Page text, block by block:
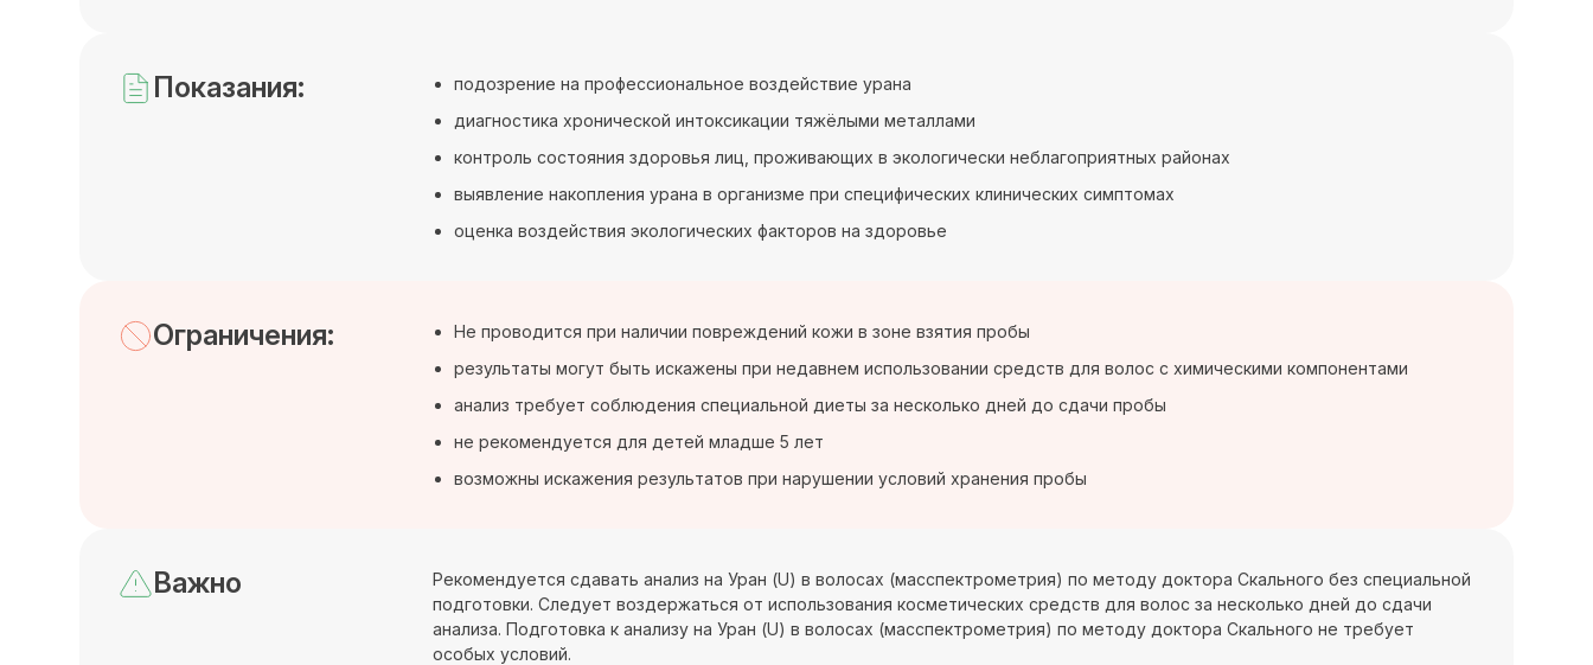
Показания:
подозрение на профессиональное воздействие урана
диагностика хронической интоксикации тяжёлыми металлами
контроль состояния здоровья лиц, проживающих в экологически неблагоприятных районах
выявление накопления урана в организме при специфических клинических симптомах
оценка воздействия экологических факторов на здоровье
Ограничения:
Не проводится при наличии повреждений кожи в зоне взятия пробы
результаты могут быть искажены при недавнем использовании средств для волос с химическими компонентами
анализ требует соблюдения специальной диеты за несколько дней до сдачи пробы
не рекомендуется для детей младше 5 лет
возможны искажения результатов при нарушении условий хранения пробы
Важно
Рекомендуется сдавать анализ на Уран (U) в волосах (масспектрометрия) по методу доктора Скального без специальной
подготовки. Следует воздержаться от использования косметических средств для волос за несколько дней до сдачи
анализа. Подготовка к анализу на Уран (U) в волосах (масспектрометрия) по методу доктора Скального не требует
особых условий.